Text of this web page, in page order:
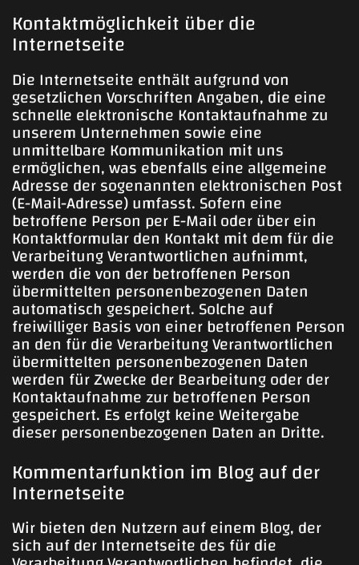
Kontaktmöglichkeit über die
Internetseite
Die Internetseite enthält aufgrund von
gesetzlichen Vorschriften Angaben, die eine
schnelle elektronische Kontaktaufnahme zu
unserem Unternehmen sowie eine
unmittelbare Kommunikation mit uns
ermöglichen, was ebenfalls eine allgemeine
Adresse der sogenannten elektronischen Post
(E-Mail-Adresse) umfasst. Sofern eine
betroffene Person per E-Mail oder über ein
Kontaktformular den Kontakt mit dem für die
Verarbeitung Verantwortlichen aufnimmt,
werden die von der betroffenen Person
übermittelten personenbezogenen Daten
automatisch gespeichert. Solche auf
freiwilliger Basis von einer betroffenen Person
an den für die Verarbeitung Verantwortlichen
übermittelten personenbezogenen Daten
werden für Zwecke der Bearbeitung oder der
Kontaktaufnahme zur betroffenen Person
gespeichert. Es erfolgt keine Weitergabe
dieser personenbezogenen Daten an Dritte.
Kommentarfunktion im Blog auf der
Internetseite
Wir bieten den Nutzern auf einem Blog, der
sich auf der Internetseite des für die